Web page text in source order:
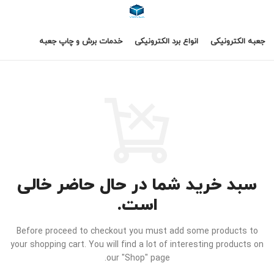
جعبه الکترونیکی انواع برد الکترونیکی خدمات برش و چاپ جعبه
سبد خرید شما در حال حاضر خالی
است.
Before proceed to checkout you must add some products to
your shopping cart. You will find a lot of interesting products on
our "Shop" page.